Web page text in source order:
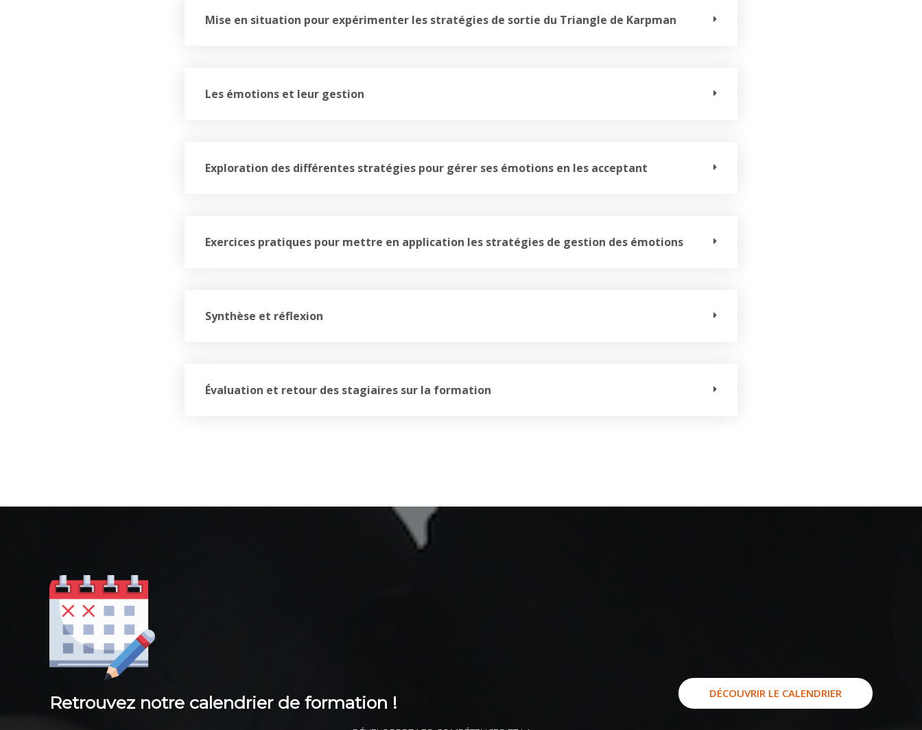
Mise en situation pour expérimenter les stratégies de sortie du Triangle de Karpman
Les émotions et leur gestion
Exploration des différentes stratégies pour gérer ses émotions en les acceptant
Exercices pratiques pour mettre en application les stratégies de gestion des émotions
Synthèse et réflexion
Évaluation et retour des stagiaires sur la formation
Retrouvez notre calendrier de formation ! DÉCOUVRIR LE CALENDRIER